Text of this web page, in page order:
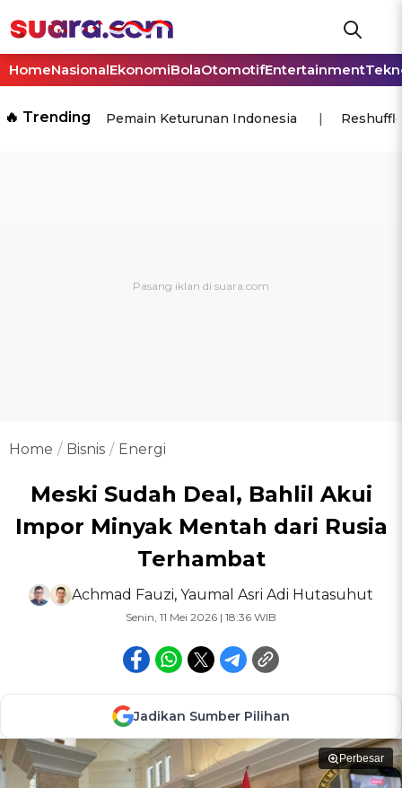
HomeNasionalEkonomiBolaOtomotifEntertainment
🔥 Trending Pemain Keturunan Indonesia
Home Bisnis Energi
Meski Sudah Deal, Bahlil Akui
Impor Minyak Mentah dari Rusia
Terhambat
Achmad Fauzi, Yaumal Asri Adi Hutasuhut
Senin, 11 Mei 2026 | 18:36 WIB
Jadikan Sumber Pilihan
Perbesar